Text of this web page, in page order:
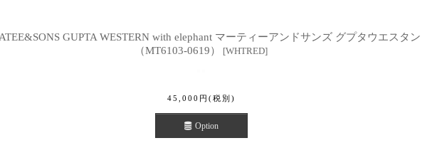
GUPTA WESTERN with elephant マーティーアンドサンズ グプタウエスタン
（MT6103-0619）
[WHTRED]
45,000 円 (税別)
Option